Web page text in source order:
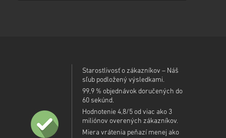
Starostlivosť o zákazníkov – Náš
sľub podložený výsledkami.
99,9 % objednávok doručených do
60 sekúnd.
Hodnotenie 4,8/5 od viac ako 3
miliónov overených zákazníkov.
Miera vrátenia peňazí menej ako